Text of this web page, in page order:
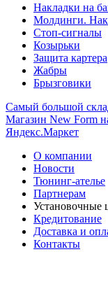
Накладки на
Молдинги.
Стоп-сигналы
Козырьки
Защита картера
Жабры
Брызговики
Самый большой
Магазин New Form
Яндекс.Маркет
О компании
Новости
Тюнинг-ателье
Партнерам
Установочные
Кредитование
Доставка и
Контакты